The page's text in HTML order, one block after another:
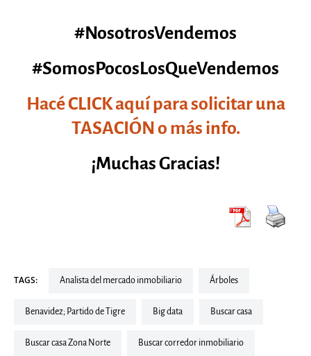
#NosotrosVendemos
#SomosPocosLosQueVendemos
Hacé CLICK aquí para solicitar una
TASACIÓN o más info.
¡Muchas Gracias!
TAGS: Analista del mercado inmobiliario árboles
Benavidez; Partido de Tigre Big data buscar casa
buscar casa Zona Norte Buscar corredor inmobiliario